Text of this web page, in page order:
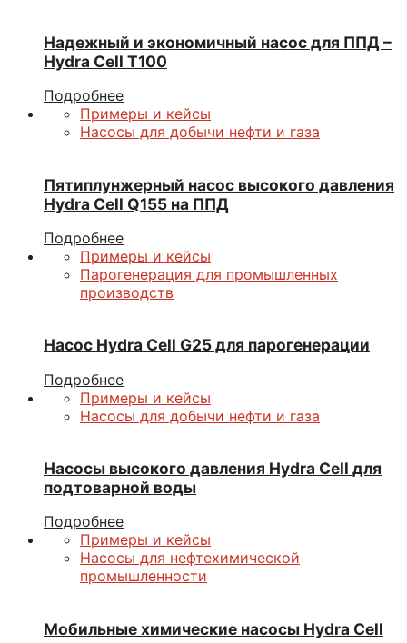
Надежный и экономичный насос для ППД –
Hydra Cell Т100
Подробнее
Примеры и кейсы
Насосы для добычи нефти и газа
Пятиплунжерный насос высокого давления
Hydra Cell Q155 на ППД
Подробнее
Примеры и кейсы
Парогенерация для промышленных
производств
Насос Hydra Cell G25 для парогенерации
Подробнее
Примеры и кейсы
Насосы для добычи нефти и газа
Насосы высокого давления Hydra Cell для
подтоварной воды
Подробнее
Примеры и кейсы
Насосы для нефтехимической
промышленности
Мобильные химические насосы Hydra Cell